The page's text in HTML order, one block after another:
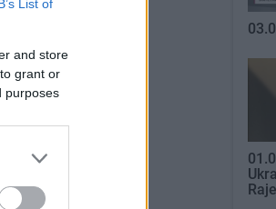
List of
and store
grant or
purposes